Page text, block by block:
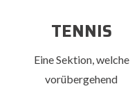
TENNIS
Eine Sektion, welche
vorübergehend